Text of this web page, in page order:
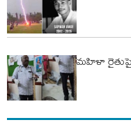
మహిళా